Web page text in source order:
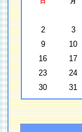
2
3
9
10
16
17
23
24
30
31